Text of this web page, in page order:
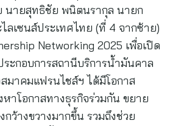
นายสุทธิชัย พนิตนรากุล นายก
ลเซนส์ประเทศไทย (ที่ 4 จากซ้าย)
Networking 2025 เพื่อเปิด
ะกอบการสถานีบริการน้ำมันคาล
มาคมแฟรนไชส์ฯ ได้มีโอกาส
าโอกาสทางธุรกิจร่วมกัน ขยาย
ว้างขวางมากขึ้น รวมถึงช่วย